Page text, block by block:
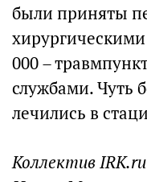
были приняты
000 –
службами. Чуть
лечились в
Коллектив